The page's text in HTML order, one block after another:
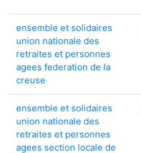
ensemble et solidaires
union nationale des
retraites et personnes
agees federation de la
creuse
ensemble et solidaires
union nationale des
retraites et personnes
agees section locale de